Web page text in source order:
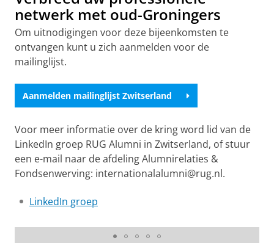
netwerk met oud-Groningers
Om uitnodigingen voor deze bijeenkomsten te
ontvangen kunt u zich aanmelden voor de
mailinglijst.
Aanmelden mailinglijst Zwitserland
Voor meer informatie over de kring word lid van de
LinkedIn groep RUG Alumni in Zwitserland, of stuur
een e-mail naar de afdeling Alumnirelaties &
Fondsenwerving: internationalalumni@rug.nl.
LinkedIn groep
Alumni evenement bij the Palace of Nations, UN,